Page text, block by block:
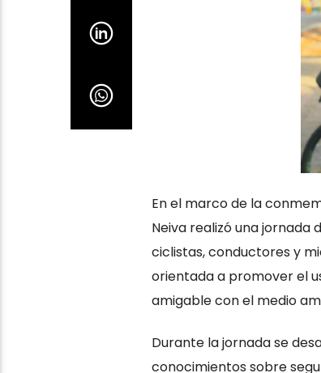
En el marco de la
Neiva realizó una jornada
ciclistas, conductores y
orientada a promover el
amigable con el medio
Durante la jornada se
conocimientos sobre